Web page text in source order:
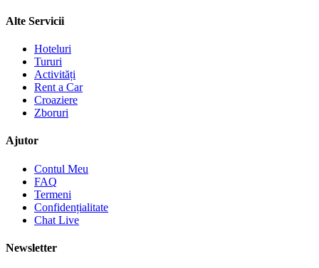
Alte Servicii
Hoteluri
Tururi
Activități
Rent a Car
Croaziere
Zboruri
Ajutor
Contul Meu
FAQ
Termeni
Confidențialitate
Chat Live
Newsletter